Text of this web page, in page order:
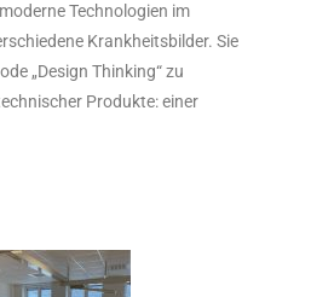
Technologien im
Krankheitsbilder. Sie
„Design Thinking“ zu
Produkte: einer